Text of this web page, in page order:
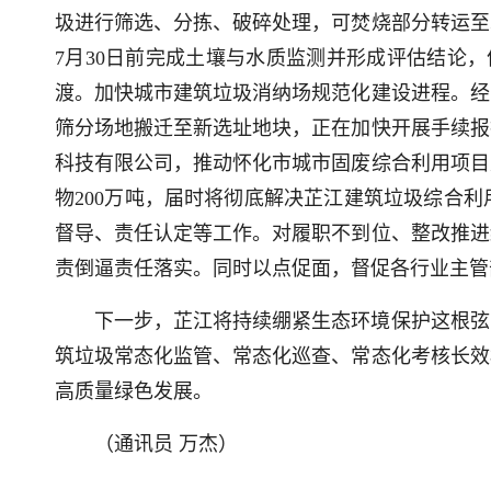
圾进行筛选、分拣、破碎处理，可焚烧部分转运
7月30日前完成土壤与水质监测并形成评估结论
渡。加快城市建筑垃圾消纳场规范化建设进程。
筛分场地搬迁至新选址地块，正在加快开展手续
科技有限公司，推动怀化市城市固废综合利用项
物200万吨，届时将彻底解决芷江建筑垃圾综合
督导、责任认定等工作。对履职不到位、整改推
责倒逼责任落实。同时以点促面，督促各行业主
下一步，芷江将持续绷紧生态环境保护这根
筑垃圾常态化监管、常态化巡查、常态化考核长
高质量绿色发展。
（通讯员 万杰）